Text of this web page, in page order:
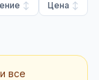
Цена
все